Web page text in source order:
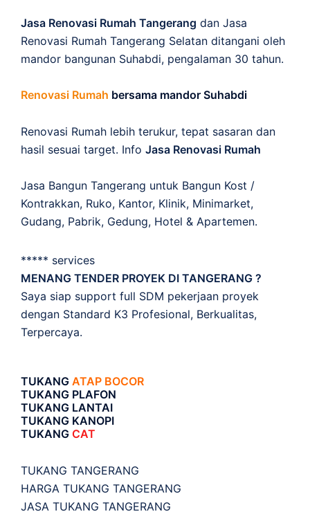
Jasa Renovasi Rumah Tangerang dan Jasa
Renovasi Rumah Tangerang Selatan ditangani oleh
mandor bangunan Suhabdi, pengalaman 30 tahun.
Renovasi Rumah bersama mandor Suhabdi
Renovasi Rumah lebih terukur, tepat sasaran dan
hasil sesuai target. Info Jasa Renovasi Rumah
Jasa Bangun Tangerang untuk Bangun Kost /
Kontrakkan, Ruko, Kantor, Klinik, Minimarket,
Gudang, Pabrik, Gedung, Hotel & Apartemen.
***** services
MENANG TENDER PROYEK DI TANGERANG ?
Saya siap support full SDM pekerjaan proyek
dengan Standard K3 Profesional, Berkualitas,
Terpercaya.
TUKANG ATAP BOCOR
TUKANG PLAFON
TUKANG LANTAI
TUKANG KANOPI
TUKANG CAT
TUKANG TANGERANG
HARGA TUKANG TANGERANG
JASA TUKANG TANGERANG